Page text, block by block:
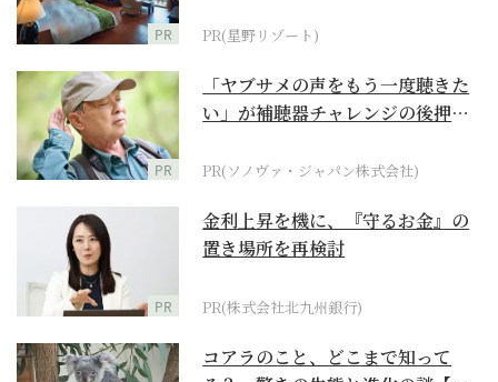
PR PR(星野リゾート)
PR
「ヤブサメの声をもう一度聴きた
い」が補聴器チャレンジの後押し
PR(ソノヴァ・ジャパン株式会社)
PR
金利上昇を機に、『守るお金』の
置き場所を再検討
PR(株式会社北九州銀行)
コアラのこと、どこまで知って